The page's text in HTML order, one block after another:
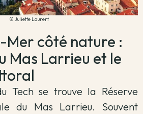
© Juliette Laurent
côté nature :
Mas Larrieu et le
Tech se trouve la Réserve
du Mas Larrieu. Souvent